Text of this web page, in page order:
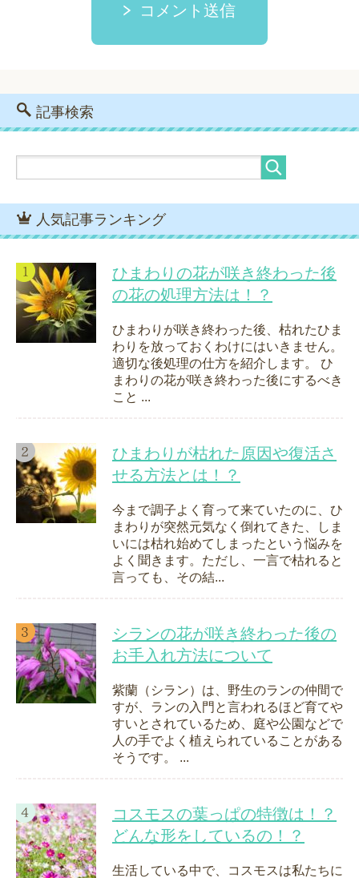
コメント送信
記事検索
人気記事ランキング
ひまわりの花が咲き終わった後
の花の処理方法は！？
ひまわりが咲き終わった後、枯れたひま
わりを放っておくわけにはいきません。
適切な後処理の仕方を紹介します。 ひ
まわりの花が咲き終わった後にするべき
こと ...
ひまわりが枯れた原因や復活さ
せる方法とは！？
今まで調子よく育って来ていたのに、ひ
まわりが突然元気なく倒れてきた、しま
いには枯れ始めてしまったという悩みを
よく聞きます。ただし、一言で枯れると
言っても、その結...
シランの花が咲き終わった後の
お手入れ方法について
紫蘭（シラン）は、野生のランの仲間で
すが、ランの入門と言われるほど育てや
すいとされているため、庭や公園などで
人の手でよく植えられていることがある
そうです。 ...
コスモスの葉っぱの特徴は！？
どんな形をしているの！？
生活している中で、コスモスは私たちに